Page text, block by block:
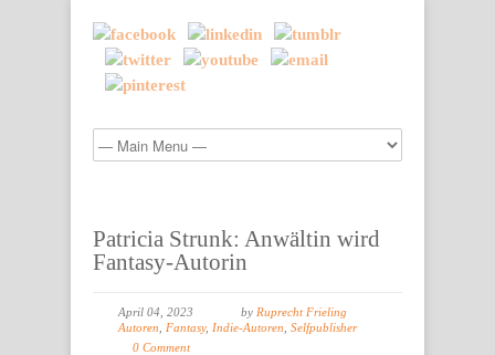
Patricia Strunk: Anwältin wird
Fantasy-Autorin
April 04, 2023 by Ruprecht Frieling
Autoren
Fantasy, Indie-Autoren Selfpublisher
0 Comment